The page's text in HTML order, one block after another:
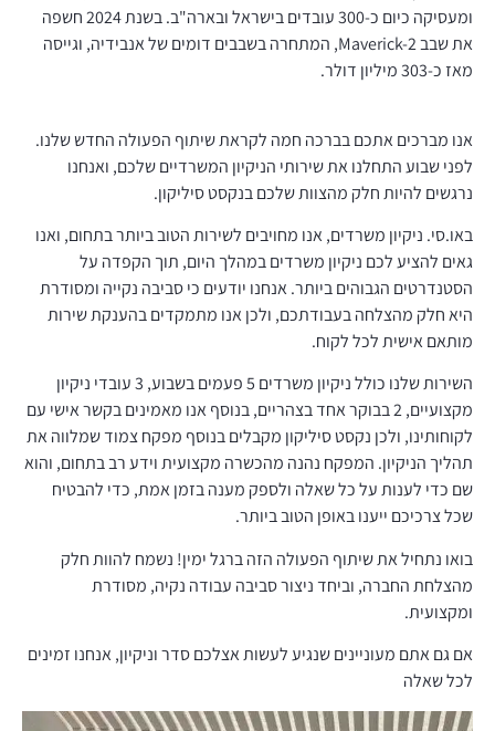
ומעסיקה כיום כ-300 עובדים בישראל ובארה"ב. בשנת 2024 חשפה
את שבב Maverick-2, המתחרה בשבבים דומים של אנבידיה, וגייסה
מאז כ-303 מיליון דולר.
אנו מברכים אתכם בברכה חמה לקראת שיתוף הפעולה החדש שלנו.
לפני שבוע התחלנו את שירותי הניקיון המשרדיים שלכם, ואנחנו
נרגשים להיות חלק מהצוות שלכם בנקסט סיליקון.
באו.סי. ניקיון משרדים, אנו מחויבים לשירות הטוב ביותר בתחום, ואנו
גאים להציע לכם ניקיון משרדים במהלך היום, תוך הקפדה על
הסטנדרטים הגבוהים ביותר. אנחנו יודעים כי סביבה נקייה ומסודרת
היא חלק מהצלחה בעבודתכם, ולכן אנו מתמקדים בהענקת שירות
מותאם אישית לכל לקוח.
השירות שלנו כולל ניקיון משרדים 5 פעמים בשבוע, 3 עובדי ניקיון
מקצועיים, 2 בבוקר אחד בצהריים, בנוסף אנו מאמינים בקשר אישי עם
לקוחותינו, ולכן נקסט סיליקון מקבלים בנוסף מפקח צמוד שמלווה את
תהליך הניקיון. המפקח נהנה מהכשרה מקצועית וידע רב בתחום, והוא
שם כדי לענות על כל שאלה ולספק מענה בזמן אמת, כדי להבטיח
שכל צרכיכם ייענו באופן הטוב ביותר.
בואו נתחיל את שיתוף הפעולה הזה ברגל ימין! נשמח להוות חלק
מהצלחת החברה, וביחד ניצור סביבה עבודה נקיה, מסודרת
ומקצועית.
אם גם אתם מעוניינים שנגיע לעשות אצלכם סדר וניקיון, אנחנו זמינים
לכל שאלה